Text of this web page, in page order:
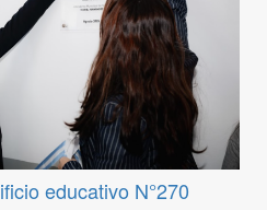
educativo N°270